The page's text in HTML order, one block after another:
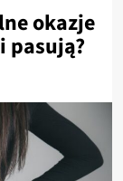
okazje
pasują?